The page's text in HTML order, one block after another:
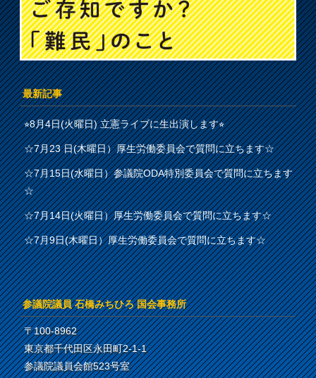
最新記事
⭐︎8月4日(火曜日) 立憲ライブに生出演します⭐︎
☆7月23 日(木曜日）厚生労働委員会で質問に立ちます☆
☆7月15日(水曜日）参議院ODA特別委員会で質問に立ちます
☆
☆7月14日(火曜日）厚生労働委員会で質問に立ちます☆
☆7月9日(木曜日）厚生労働委員会で質問に立ちます☆
参議院議員 石橋みちひろ 国会事務所
〒100-8962
東京都千代田区永田町2-1-1
参議院議員会館523号室